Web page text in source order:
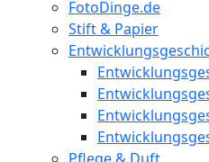
FotoDinge.de
Stift & Papier